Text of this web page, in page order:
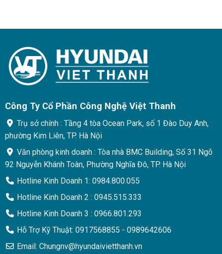
Công Ty Cổ Phần Công Nghệ Việt Thanh
Trụ sở chính : Tầng 4 tòa Ocean Park, số 1 Đào Duy Anh,
phường Kim Liên, TP. Hà Nội
Văn phòng kinh doanh : Tòa nhà BMC Building, Số 31 Ngõ
92 Nguyễn Khánh Toàn, Phường Nghĩa Đô, TP. Hà Nội
Hotline Kinh Doanh 1: 0984.800.055
Hotline Kinh Doanh 2 : 0945.515.333
Hotline Kinh Doanh 3 : 0966.801.293
Hỗ Trợ Kỹ Thuật: 0917568855 - 0989642606
Email: Chungnv@hyundaivietthanh.vn